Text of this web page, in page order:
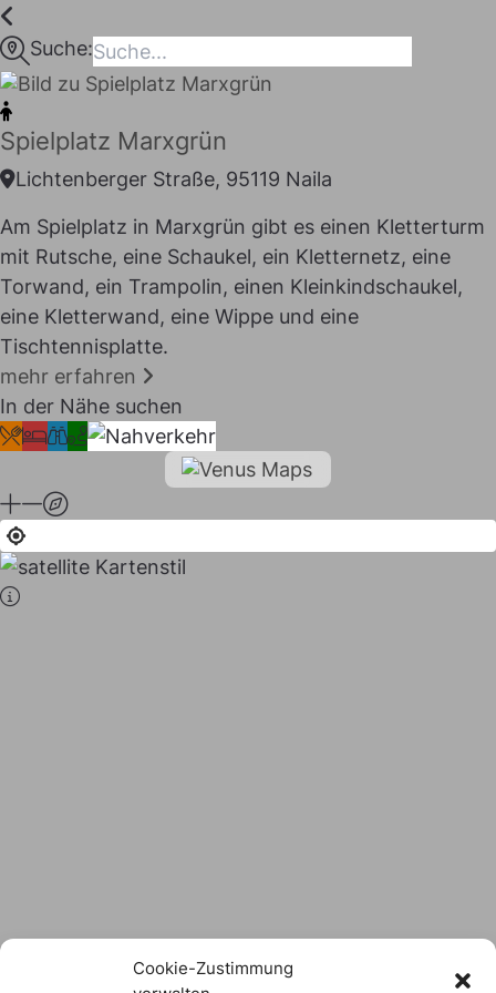
Cookie-Zustimmung
springen
maps
Suche:
Spielplatz Marxgrün
Lichtenberger Straße, 95119 Naila
Am Spielplatz in Marxgrün gibt es einen Kletterturm
mit Rutsche, eine Schaukel, ein Kletternetz, eine
Torwand, ein Trampolin, einen Kleinkindschaukel,
eine Kletterwand, eine Wippe und eine
Tischtennisplatte.
mehr erfahren
In der Nähe suchenI LIKE
Logo Download